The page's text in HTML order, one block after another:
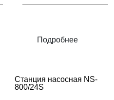
Подробнее
Станция насосная NS-
800/24S